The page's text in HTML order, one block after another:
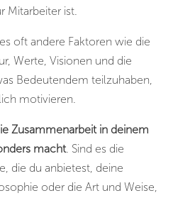
Mitarbeiter ist.
oft andere Faktoren wie die
Werte, Visionen und die
Bedeutendem teilzuhaben,
motivieren.
Zusammenarbeit in deinem
macht. Sind es die
die du anbietest, deine
oder die Art und Weise,